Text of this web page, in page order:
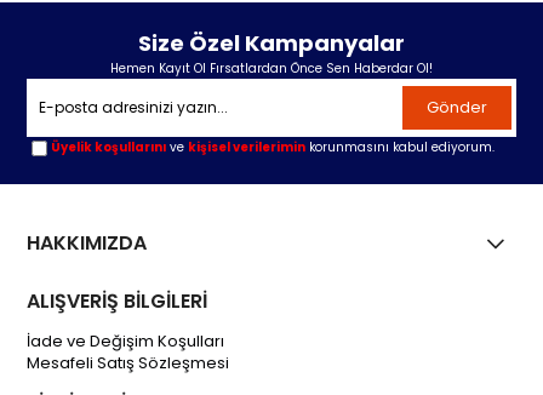
Size Özel Kampanyalar
Hemen Kayıt Ol Fırsatlardan Önce Sen Haberdar Ol!
Gönder
Üyelik koşullarını ve kişisel verilerimin korunmasını kabul ediyorum.
HAKKIMIZDA
ALIŞVERİŞ BİLGİLERİ
İade ve Değişim Koşulları
Mesafeli Satış Sözleşmesi